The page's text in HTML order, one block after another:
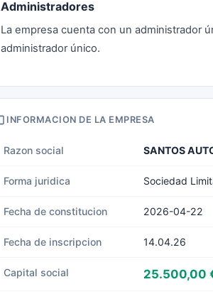
Administradores
La empresa cuenta con un administrador
administrador único.
INFORMACION DE LA EMPRESA
Razon social SANTOS
Forma juridica Sociedad
Fecha de constitucion 2026-04-22
Fecha de inscripcion 14.04.26
Capital social 25.500,00